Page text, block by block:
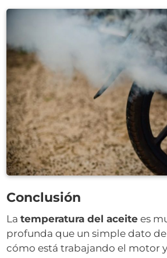
Conclusión
Latemperatura del aceite es
profunda que un simple dato
cómo está trabajando el motor